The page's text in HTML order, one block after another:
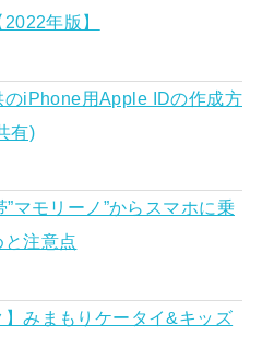
年版】
のiPhone用Apple IDの作成方
有)
マモリーノ”からスマホに乗
と注意点
】みまもりケータイ&キッズ